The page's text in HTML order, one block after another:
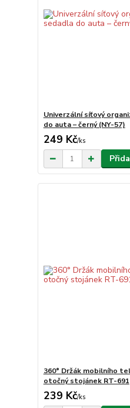
Univerzální síťový
do auta – černý (NY-57)
249 Kč/ks
360° Držák mobilního
otočný stojánek RT-691
239 Kč/ks